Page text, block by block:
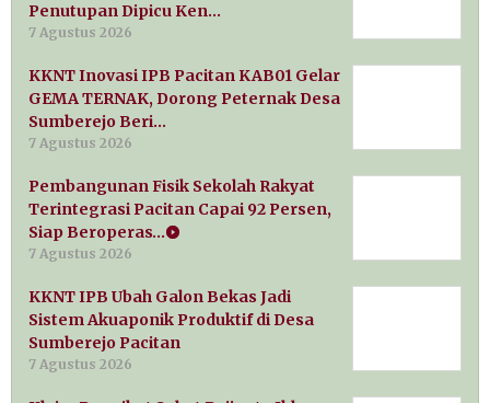
Penutupan Dipicu Ken…
7 Agustus 2026
KKNT Inovasi IPB Pacitan KAB01 Gelar
GEMA TERNAK, Dorong Peternak Desa
Sumberejo Beri…
7 Agustus 2026
Pembangunan Fisik Sekolah Rakyat
Terintegrasi Pacitan Capai 92 Persen,
Siap Beroperas…
7 Agustus 2026
KKNT IPB Ubah Galon Bekas Jadi
Sistem Akuaponik Produktif di Desa
Sumberejo Pacitan
7 Agustus 2026